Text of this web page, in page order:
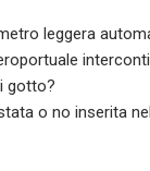
leggera
gotto?
o no inserita